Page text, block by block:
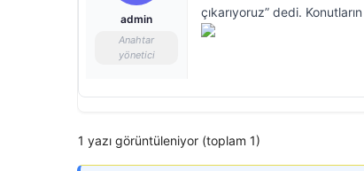
admin
Anahtar
yönetici
çıkarıyoruz” dedi.
1 yazı görüntüleniyor (toplam 1)